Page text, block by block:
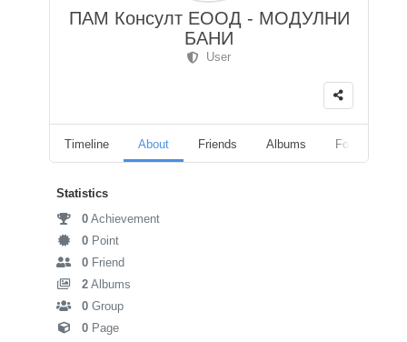
ПАМ Консулт ЕООД - МОДУЛНИ
БАНИ
User
Timeline About Friends Albums Followers
Statistics
0 Achievement
0 Point
0 Friend
2 Albums
0 Group
0 Page